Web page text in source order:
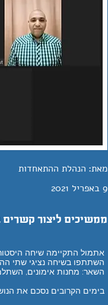
הנהלת ההתאחדות מאת:
9 באפריל 2021
ממשיכים ליצור
אתמול התקיימה שיחה
השתתפו בשיחה נציגי שתי
השאר: מחנות אימונים,
בימים הקרובים נסכם את